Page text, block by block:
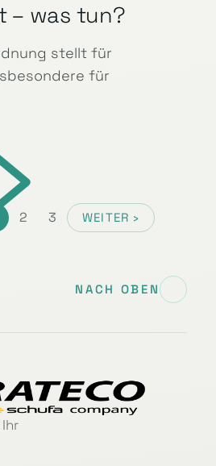
– was tun?
stellt für
für
2 3 WEITER ›
NACH OBEN